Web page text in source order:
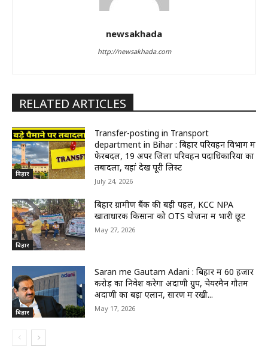
newsakhada
http://newsakhada.com
RELATED ARTICLES
बिहार
Transfer-posting in Transport
department in Bihar : बिहार परिवहन विभाग में
फेरबदल, 19 अपर जिला परिवहन पदाधिकारियों का
तबादला, यहां देखें पूरी लिस्ट
July 24, 2026
बिहार
बिहार ग्रामीण बैंक की बड़ी पहल, KCC NPA
खाताधारक किसानों को OTS योजना में भारी छूट
May 27, 2026
बिहार
Saran me Gautam Adani : बिहार में 60 हजार
करोड़ का निवेश करेगा अदाणी ग्रुप, चेयरमैन गौतम
अदाणी का बड़ा एलान, सारण में रखी...
May 17, 2026